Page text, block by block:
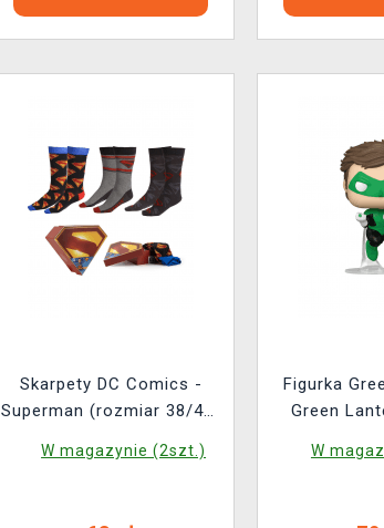
Skarpety DC Comics -
Superman (rozmiar 38/45)
W magazynie (2szt.)
Figurka
Green
W